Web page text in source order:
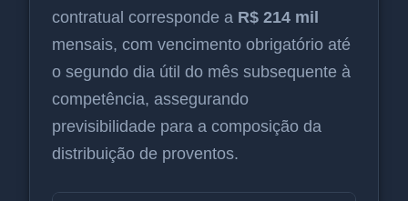
contratual corresponde a R$ 214 mil
mensais, com vencimento obrigatório até
o segundo dia útil do mês subsequente à
competência, assegurando
previsibilidade para a composição da
distribuição de proventos.